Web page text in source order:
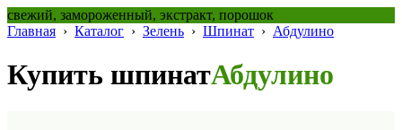
свежий, замороженный, экстракт, порошок
Главная › Каталог › Зелень › Шпинат › Абдулино
Купить шпинатАбдулино